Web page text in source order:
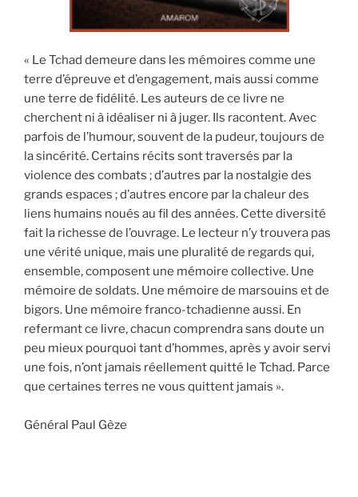
« Le Tchad demeure dans les mémoires comme une
terre d’épreuve et d’engagement, mais aussi comme
une terre de fidélité. Les auteurs de ce livre ne
cherchent ni à idéaliser ni à juger. Ils racontent. Avec
parfois de l’humour, souvent de la pudeur, toujours de
la sincérité. Certains récits sont traversés par la
violence des combats ; d’autres par la nostalgie des
grands espaces ; d’autres encore par la chaleur des
liens humains noués au fil des années. Cette diversité
fait la richesse de l’ouvrage. Le lecteur n’y trouvera pas
une vérité unique, mais une pluralité de regards qui,
ensemble, composent une mémoire collective. Une
mémoire de soldats. Une mémoire de marsouins et de
bigors. Une mémoire franco-tchadienne aussi. En
refermant ce livre, chacun comprendra sans doute un
peu mieux pourquoi tant d’hommes, après y avoir servi
une fois, n’ont jamais réellement quitté le Tchad. Parce
que certaines terres ne vous quittent jamais ».
Général Paul Gèze